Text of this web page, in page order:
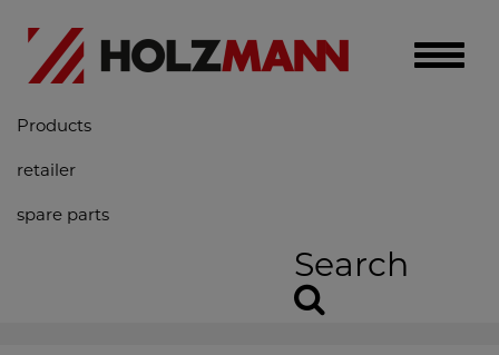
Toggle
Products
retailer
spare parts
Search